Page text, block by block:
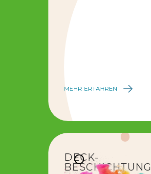
MEHR ERFAHREN
DECK-
BESCHICHTUNG